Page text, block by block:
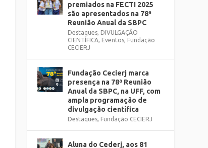
premiados na FECTI 2025
são apresentados na 78ª
Reunião Anual da SBPC
Destaques, DIVULGAÇÃO
CIENTÍFICA, Eventos, Fundação
CECIERJ
Fundação Cecierj marca
presença na 78ª Reunião
Anual da SBPC, na UFF, com
ampla programação de
divulgação científica
Destaques, Fundação CECIERJ
Aluna do Cederj, aos 81